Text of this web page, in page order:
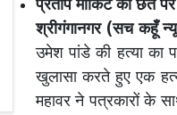
प्रताप मार्किट की छत
श्रीगंगानगर (सच कहूँ
उमेश पांडे की हत्या का
खुलासा करते हुए एक
महावर ने पत्रकारों के